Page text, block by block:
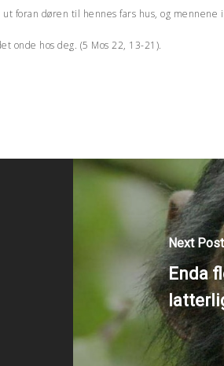
foran døren til hennes fars hus, og
onde hos deg. (5 Mos 22, 13-21).
Next Post
Enda